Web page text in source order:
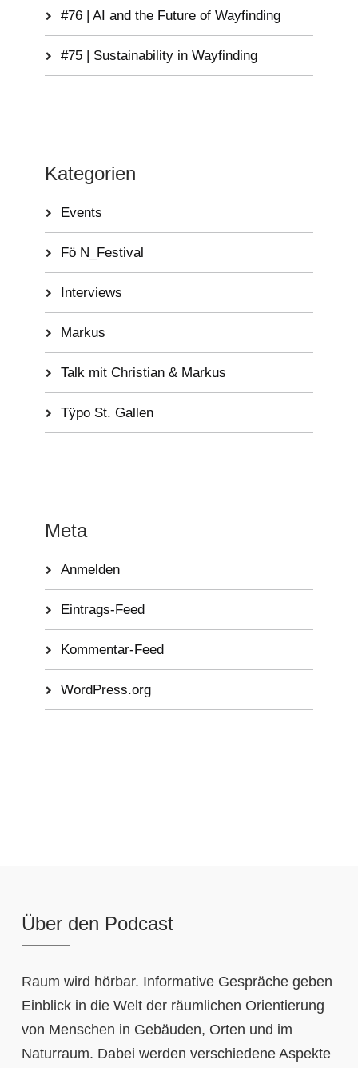
#76 | AI and the Future of Wayfinding
#75 | Sustainability in Wayfinding
Kategorien
Events
Fö N_Festival
Interviews
Markus
Talk mit Christian & Markus
Tÿpo St. Gallen
Meta
Anmelden
Eintrags-Feed
Kommentar-Feed
WordPress.org
Über den Podcast
Raum wird hörbar. Informative Gespräche geben
Einblick in die Welt der räumlichen Orientierung
von Menschen in Gebäuden, Orten und im
Naturraum. Dabei werden verschiedene Aspekte